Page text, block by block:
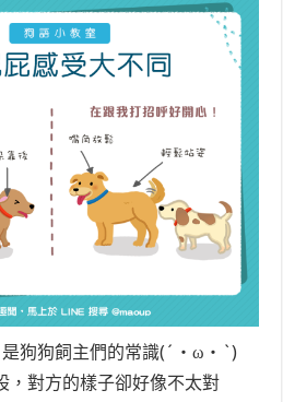
是狗狗飼主們的常識(´・ω・`)
，對方的樣子卻好像不太對